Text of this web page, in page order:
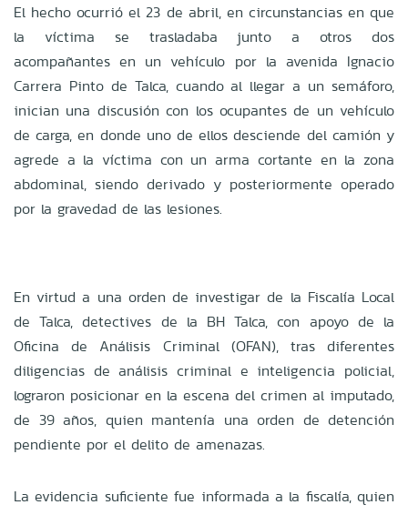
El hecho ocurrió el 23 de abril, en circunstancias en que
la víctima se trasladaba junto a otros dos
acompañantes en un vehículo por la avenida Ignacio
Carrera Pinto de Talca, cuando al llegar a un semáforo,
inician una discusión con los ocupantes de un vehículo
de carga, en donde uno de ellos desciende del camión y
agrede a la víctima con un arma cortante en la zona
abdominal, siendo derivado y posteriormente operado
por la gravedad de las lesiones.
En virtud a una orden de investigar de la Fiscalía Local
de Talca, detectives de la BH Talca, con apoyo de la
Oficina de Análisis Criminal (OFAN), tras diferentes
diligencias de análisis criminal e inteligencia policial,
lograron posicionar en la escena del crimen al imputado,
de 39 años, quien mantenía una orden de detención
pendiente por el delito de amenazas.
La evidencia suficiente fue informada a la fiscalía, quien